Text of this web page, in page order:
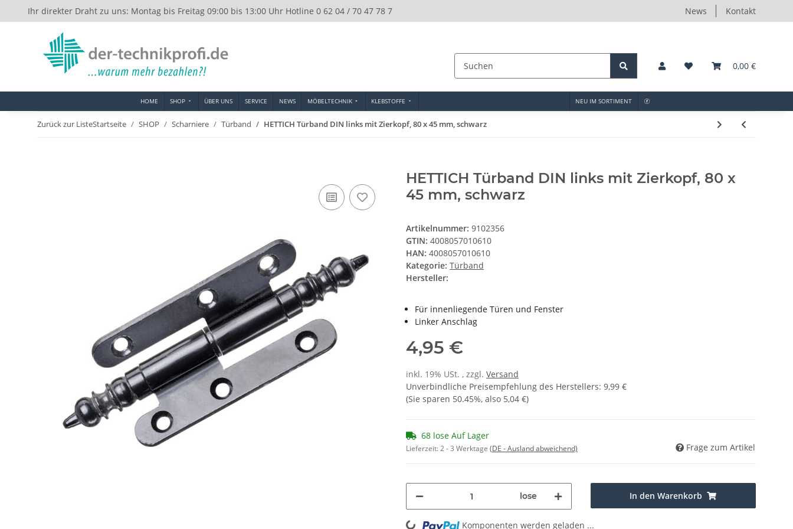
Ihr direkter Draht zu uns: Montag bis Freitag 09:00 bis 13:00 Uhr Hotline 0 62 04 / 70 47 78 7 News Kontakt
0,00 €
HOME SHOP ÜBER UNS SERVICE NEWS MÖBELTECHNIK KLEBSTOFFE NEU IM SORTIMENT
Zurück zur ListeStartseite SHOP Scharniere Türband HETTICH Türband DIN links mit Zierkopf, 80 x 45 mm, schwarz
HETTICH Türband DIN links mit Zierkopf, 80 x
45 mm, schwarz
Artikelnummer: 9102356
GTIN: 4008057010610
HAN: 4008057010610
Kategorie: Türband
Hersteller:
Für innenliegende Türen und Fenster
Linker Anschlag
4,95 €
inkl. 19% USt. , zzgl. Versand
Unverbindliche Preisempfehlung des Herstellers: 9,99 €
(Sie sparen 50.45%, also 5,04 €)
68 lose Auf Lager
Lieferzeit:2 - 3 Werktage (DE - Ausland abweichend) Frage zum Artikel
lose In den Warenkorb
Loading... Komponenten werden geladen ...